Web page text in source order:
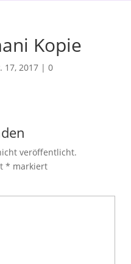
Kopie
17, 2017| 0
veröffentlicht.
* markiert